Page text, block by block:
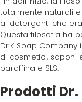
Omega
Orofluido
Pacinos
totalmente naturali
ai detergenti che
Questa filosofia ha
Dr.K Soap
di cosmetici, saponi
paraffina e SLS.
Prodotti Dr.